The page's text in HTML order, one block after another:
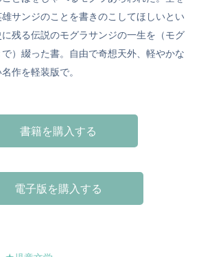
サンジのことを書きのこしてほしいとい
残る伝説のモグラサンジの一生を（モグ
）綴った書。自由で奇想天外、軽やかな
作を軽装版で。
書籍を購入する
電子版を購入する